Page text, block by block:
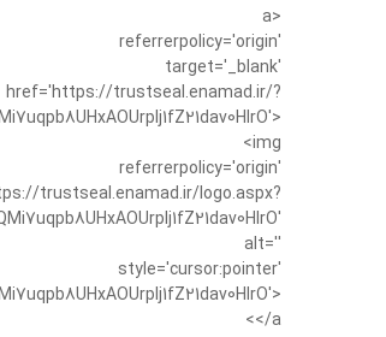
<a
referrerpolicy='origin'
target='_blank'
href='https://trustseal.enamad.ir/?
<img
referrerpolicy='origin'
trustseal.enamad.ir/logo.aspx?
alt=''
style='cursor:pointer'
</a>